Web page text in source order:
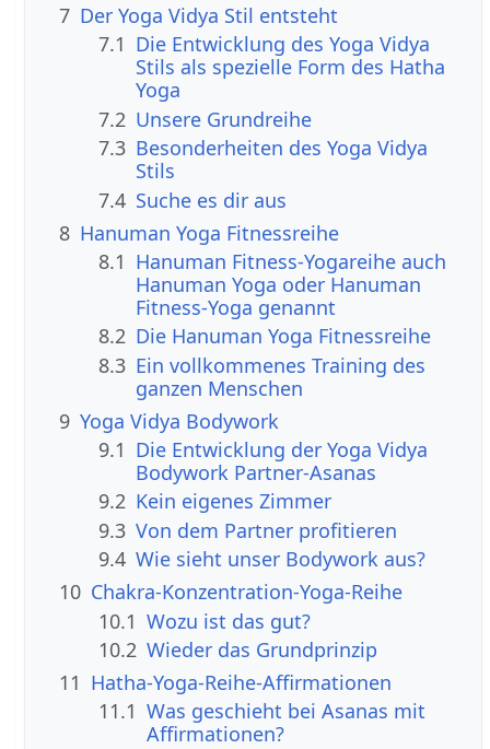
7 Der Yoga Vidya Stil entsteht
7.1 Die Entwicklung des Yoga Vidya
Stils als spezielle Form des Hatha
Yoga
7.2 Unsere Grundreihe
7.3 Besonderheiten des Yoga Vidya
Stils
7.4 Suche es dir aus
8 Hanuman Yoga Fitnessreihe
8.1 Hanuman Fitness-Yogareihe auch
Hanuman Yoga oder Hanuman
Fitness-Yoga genannt
8.2 Die Hanuman Yoga Fitnessreihe
8.3 Ein vollkommenes Training des
ganzen Menschen
9 Yoga Vidya Bodywork
9.1 Die Entwicklung der Yoga Vidya
Bodywork Partner-Asanas
9.2 Kein eigenes Zimmer
9.3 Von dem Partner profitieren
9.4 Wie sieht unser Bodywork aus?
10 Chakra-Konzentration-Yoga-Reihe
10.1 Wozu ist das gut?
10.2 Wieder das Grundprinzip
11 Hatha-Yoga-Reihe-Affirmationen
11.1 Was geschieht bei Asanas mit
Affirmationen?